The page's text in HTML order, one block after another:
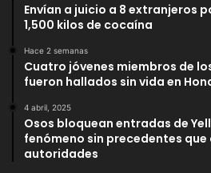
Envían a juicio a 8 extranjeros
1,500 kilos de cocaína
Hace 2 semanas
Cuatro jóvenes miembros de
fueron hallados sin vida en
4 abril, 2025
Osos bloquean entradas de
fenómeno sin precedentes
autoridades